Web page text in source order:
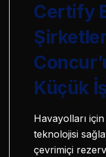
Certify
Küçük
Havayolları
teknolojisi
çevrimiçi